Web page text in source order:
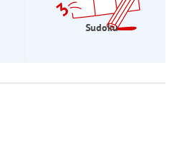
Sudoku